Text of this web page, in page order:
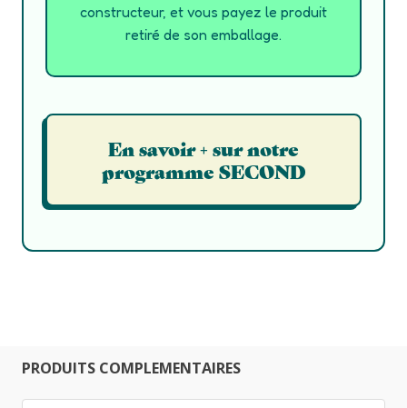
constructeur, et vous payez le produit
retiré de son emballage.
En savoir + sur notre
programme SECOND
PRODUITS COMPLEMENTAIRES